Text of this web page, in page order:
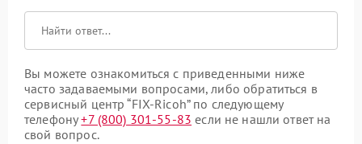
Вы можете ознакомиться с приведенными ниже
часто задаваемыми вопросами, либо обратиться в
сервисный центр “FIX-Ricoh” по следующему
телефону+7 (800) 301-55-83 если не нашли ответ на
свой вопрос.